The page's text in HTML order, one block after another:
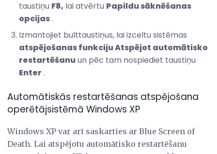
taustiņu F8, lai atvērtu Papildu sāknēšanas
opcijas.
Izmantojiet bulttaustiņus, lai izceltu sistēmas
atspējošanas funkciju Atspējot automātisko
restartēšanuun pēc tam nospiediet taustiņu
Enter .
Automātiskās restartēšanas atspējošana
operētājsistēmā Windows XP
Windows XP var arī saskarties ar Blue Screen of
Death. Lai atspējotu automātisko restartēšanu